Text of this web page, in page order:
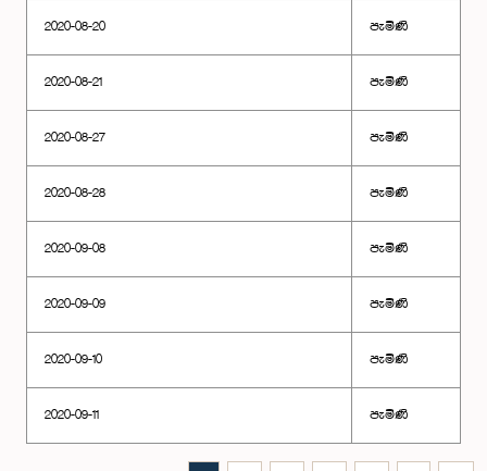
2020-08-20 පැමිණි
2020-08-21 පැමිණි
2020-08-27 පැමිණි
2020-08-28 පැමිණි
2020-09-08 පැමිණි
2020-09-09 පැමිණි
2020-09-10 පැමිණි
2020-09-11 පැමිණි